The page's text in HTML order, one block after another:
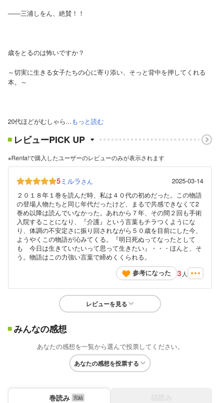
――三浦しをん、絶賛！！
歳をとるのは怖いですか？
～切実に生きる女子たちの心に寄り添い、そっと背中を押してくれる
本。～
20代ほどがむしゃら...もっと読む
レビューPICK UP
※Renta!で購入したユーザーのレビューのみが表示されます
5ミルラさん
2025-03-14
２０１８年１巻を読んだ時、私は４０代の初めだった。この物語
の登場人物たちと同じ年代だったけど、まるで共感できなくて2
巻め以降は読んでいなかった。あれから７年、その間２回も手術
入院することになり、『介護』という言葉もチラつくようにな
り、体調の不安定さに振り回されながら５０歳を目前にした今、
ようやくこの物語が沁みてくる。『明日死ぬってなったとして
も 今日は生きていたいって思って生きたい』・・・ほんと、そ
う。物語はこの力強い言葉で締めくくられる。
参考になった
3 人
レビューを見る
みんなの感想
あなたの感想を一覧から選んで投票してください。
あなたの感想を投票する
巻読み